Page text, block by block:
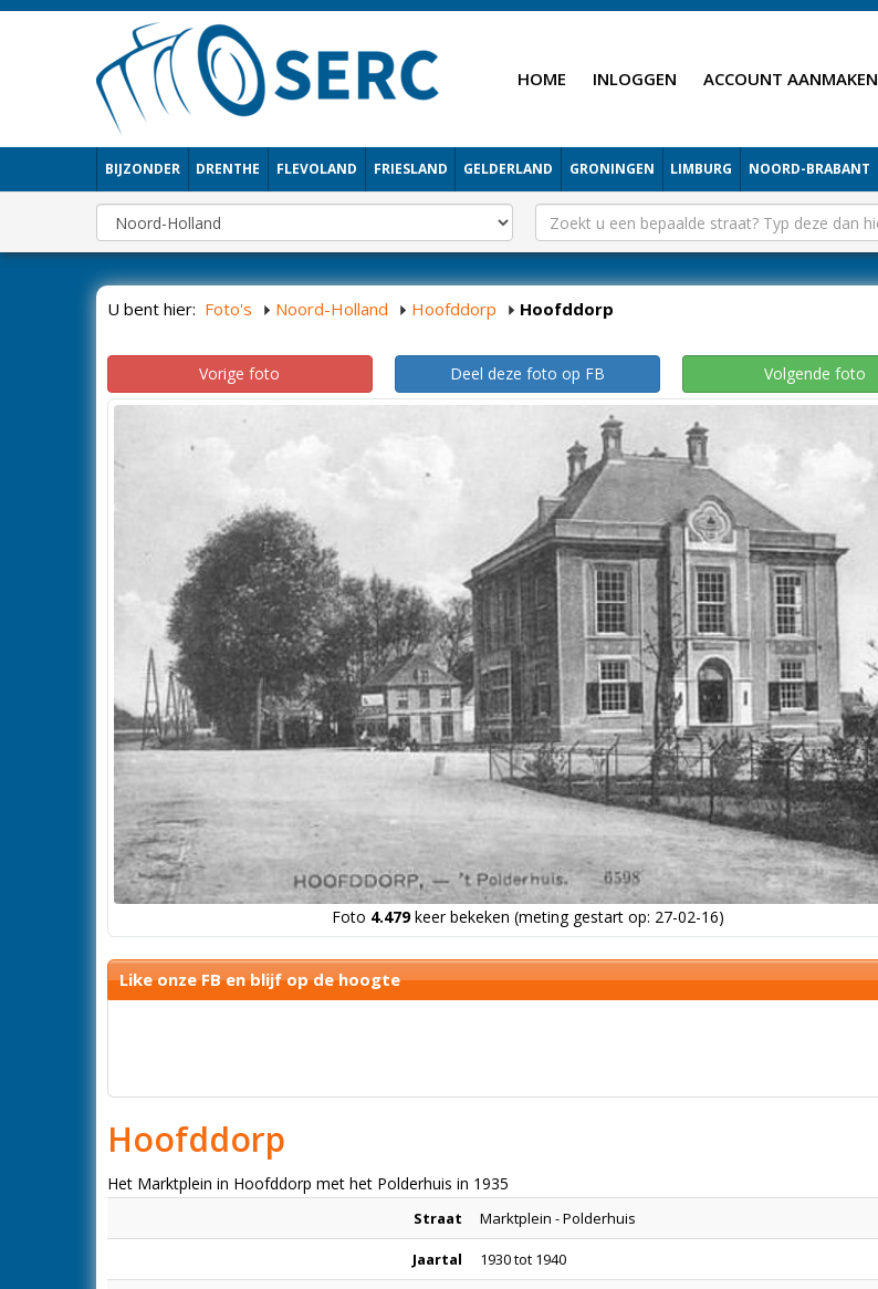
HOME INLOGGEN ACCOUNT AANMAKEN
BIJZONDER DRENTHE FLEVOLAND FRIESLAND GELDERLAND GRONINGEN LIMBURG NOORD-BRABANT
U bent hier: Foto's Noord-Holland Hoofddorp Hoofddorp
Vorige foto Deel deze foto op FB Volgende foto
Foto 4.479keer bekeken (meting gestart op: 27-02-16)
Like onze FB en blijf op de hoogte
Hoofddorp
Het Marktplein in Hoofddorp met het Polderhuis in 1935
Straat Marktplein - Polderhuis
Jaartal 1930 tot 1940